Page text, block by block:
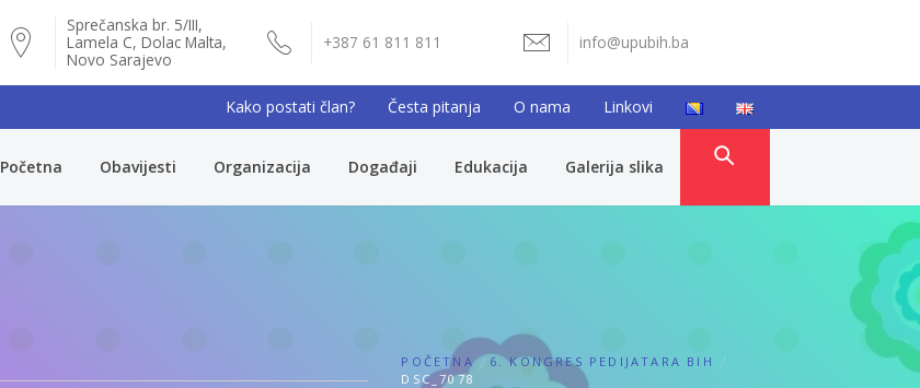
Sprečanska br. 5/III,
Lamela C, Dolac Malta,
Novo Sarajevo
+387 61 811 811 info@upubih.ba
Kako postati član? Česta pitanja O nama Linkovi
Početna Obavijesti Organizacija Događaji Edukacija Galerija slika
POČETNA
6. KONGRES PEDIJATARA BIH
DSC_7078